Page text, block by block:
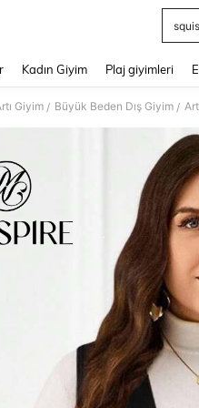
Kadın Giyim Plaj giyimleri
Giyim / Büyük Beden Dış Giyim /